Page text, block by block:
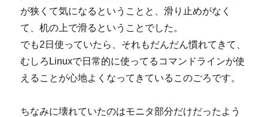
が狭くて気になるということと、滑り止めがなく
て、机の上で滑るということでした。
でも2日使っていたら、それもだんだん慣れてきて、
むしろLinuxで日常的に使ってるコマンドラインが使
えることが心地よくなってきているこのごろです。
ちなみに壊れていたのはモニタ部分だけだったよう